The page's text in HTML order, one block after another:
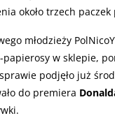
około trzech
młodzieży
w sklepie,
podjęło już
do premiera